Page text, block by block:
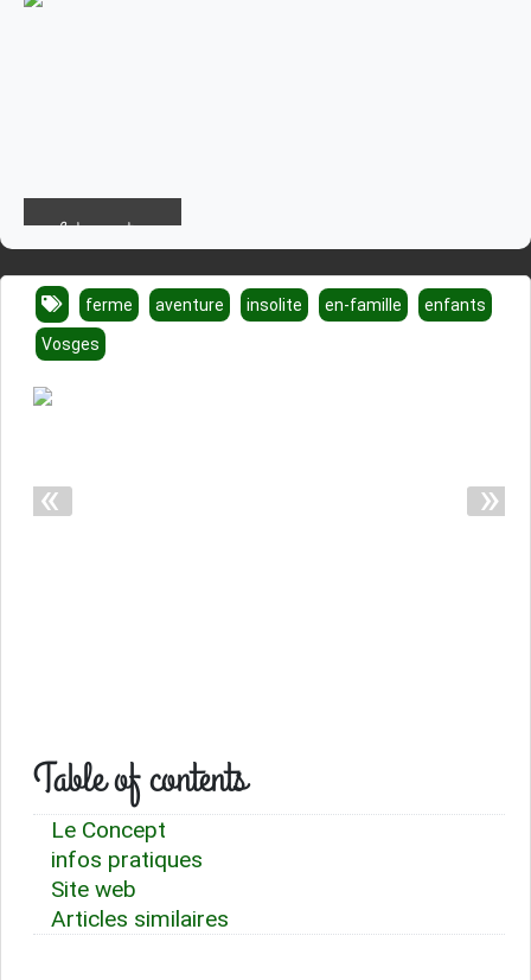
La ferme aventure
ferme aventure insolite en-famille enfants
Vosges
« »
Table of contents
Le Concept
infos pratiques
Site web
Articles similaires